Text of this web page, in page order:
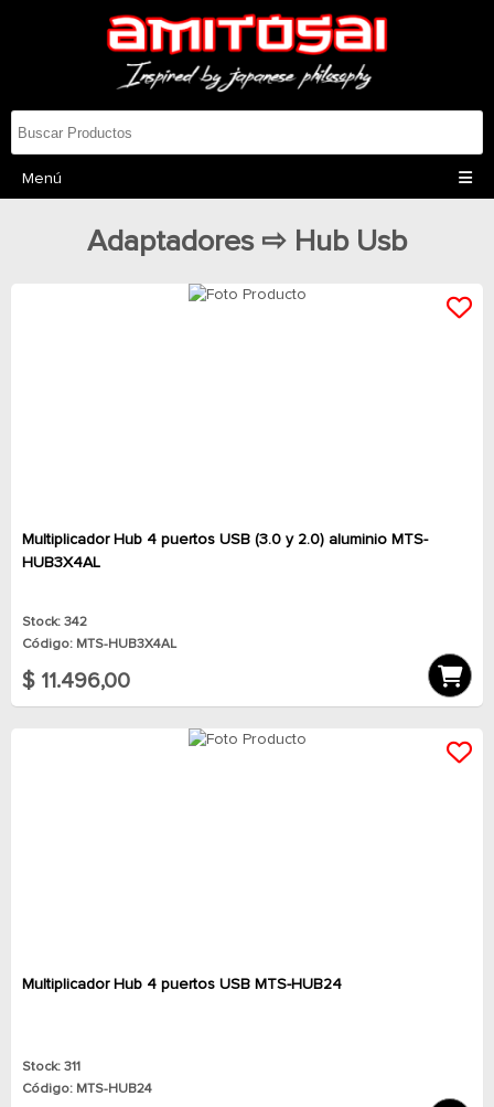
Menú
Adaptadores ⇨ Hub Usb
Multiplicador Hub 4 puertos USB (3.0 y 2.0) aluminio MTS-
HUB3X4AL
Stock: 342
Código: MTS-HUB3X4AL
$ 11.496,00
Multiplicador Hub 4 puertos USB MTS-HUB24
Stock: 311
Código: MTS-HUB24